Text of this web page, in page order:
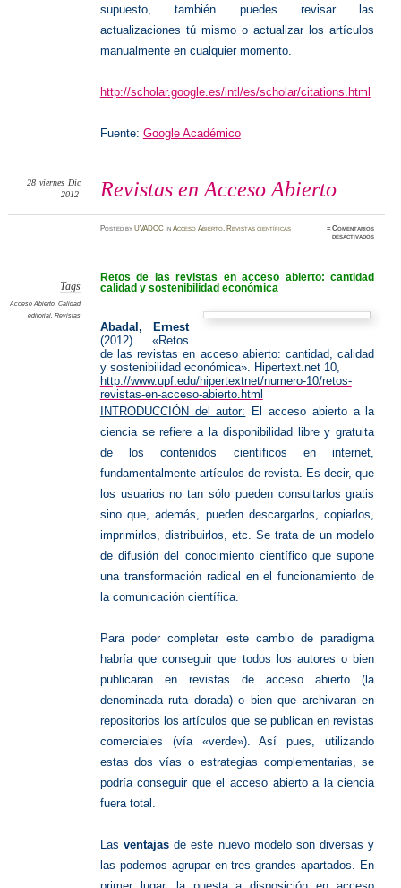
supuesto, también puedes revisar las
actualizaciones tú mismo o actualizar los artículos
manualmente en cualquier momento.
http://scholar.google.es/intl/es/scholar/citations.html
Fuente: Google Académico
Revistas en Acceso Abierto
28 viernes Dic
2012
PostedbyUVADOC inAcceso Abierto, Revistas científicas ≈Comentarios
desactivadosen
Tags
Acceso Abierto, Calidad
editorial, Revistas
Retos de las revistas en acceso abierto: cantidad
calidad y sostenibilidad económica
Abadal, Ernest
(2012). «Retos
de las revistas en acceso abierto: cantidad, calidad
y sostenibilidad económica». Hipertext.net 10,
http://www.upf.edu/hipertextnet/numero-10/retos-
revistas-en-acceso-abierto.html
INTRODUCCIÓN del autor: El acceso abierto a la
ciencia se refiere a la disponibilidad libre y gratuita
de los contenidos científicos en internet,
fundamentalmente artículos de revista. Es decir, que
los usuarios no tan sólo pueden consultarlos gratis
sino que, además, pueden descargarlos, copiarlos,
imprimirlos, distribuirlos, etc. Se trata de un modelo
de difusión del conocimiento científico que supone
una transformación radical en el funcionamiento de
la comunicación científica.
Para poder completar este cambio de paradigma
habría que conseguir que todos los autores o bien
publicaran en revistas de acceso abierto (la
denominada ruta dorada) o bien que archivaran en
repositorios los artículos que se publican en revistas
comerciales (vía «verde»). Así pues, utilizando
estas dos vías o estrategias complementarias, se
podría conseguir que el acceso abierto a la ciencia
fuera total.
Las ventajasde este nuevo modelo son diversas y
las podemos agrupar en tres grandes apartados. En